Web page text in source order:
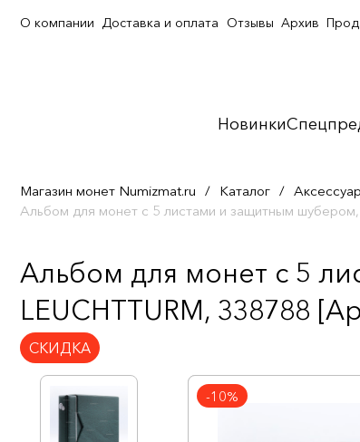
Новинки
О компании Доставка и оплата Отзывы Архив
Магазин монет Numizmat.ru / Каталог /
Альбом для монет с 5 листами и защитным
Альбом для монет с 5
LEUCHTTURM, 338788
СКИДКА
-10%